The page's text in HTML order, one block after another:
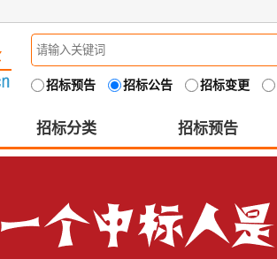
招标预告 招标公告 招标变更
招标分类 招标预告